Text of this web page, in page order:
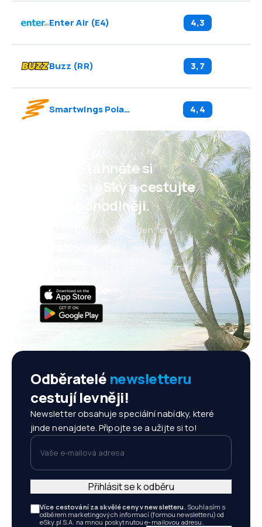
Enter Air (E4) 4,3
Buzz (RR) 3,7
Smartwings Poland 4,4
Psst! Stáhněte si
aplikaci eSky a cestujte
ještě pohodlněji.
Nové nabídky každý den: lety,
dovolené, eurovíkendy
Všechno, na čem záleží, vždy na
Odběratelé newsletteru
cestují levněji!
Newsletter obsahuje speciální nabídky, které
jinde nenajdete. Připojte se a užijte si to!
Vaše e-mailová adresa
Více cestování za skvělé ceny v newsletteru. Souhlasím s
odběrem marketingových informací (formou newsletteru) od
eSky.pl S.A. na mnou poskytnutou e-mailovou adresu.
Přihlásit se k odběru